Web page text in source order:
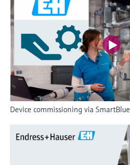
Device commissioning via SmartBlue